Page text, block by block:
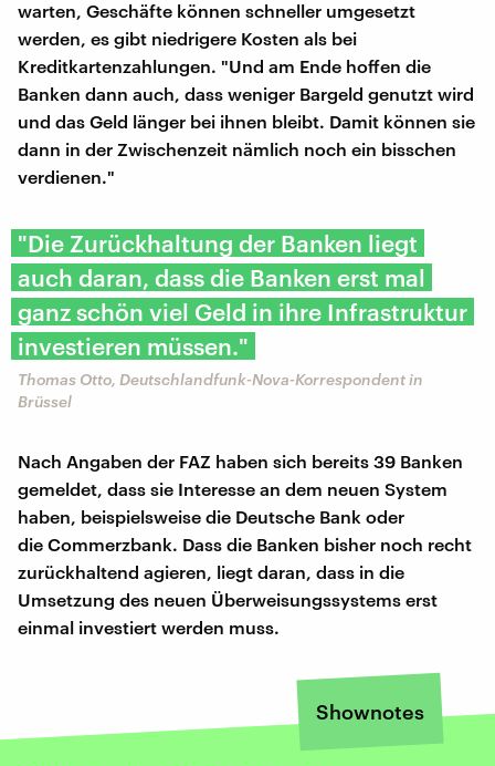
warten, Geschäfte können schneller umgesetzt
werden, es gibt niedrigere Kosten als bei
Kreditkartenzahlungen. "Und am Ende hoffen die
Banken dann auch, dass weniger Bargeld genutzt wird
und das Geld länger bei ihnen bleibt. Damit können sie
dann in der Zwischenzeit nämlich noch ein bisschen
verdienen."
"Die Zurückhaltung der Banken liegt
auch daran, dass die Banken erst mal
ganz schön viel Geld in ihre Infrastruktur
investieren müssen."
Thomas Otto, Deutschlandfunk-Nova-Korrespondent in
Brüssel
Nach Angaben der FAZ haben sich bereits 39 Banken
gemeldet, dass sie Interesse an dem neuen System
haben, beispielsweise die Deutsche Bank oder
die Commerzbank. Dass die Banken bisher noch recht
zurückhaltend agieren, liegt daran, dass in die
Umsetzung des neuen Überweisungssystems erst
einmal investiert werden muss.
Shownotes